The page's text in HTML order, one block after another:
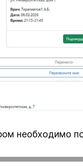
необходимо